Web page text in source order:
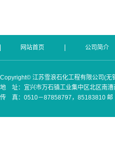
网站首页 公司简介
Copyright© 江苏雪浪石化工程有限公司(无
地 址：宜兴市万石镇工业集中区北区南
传 真：0510－87858797，85183810